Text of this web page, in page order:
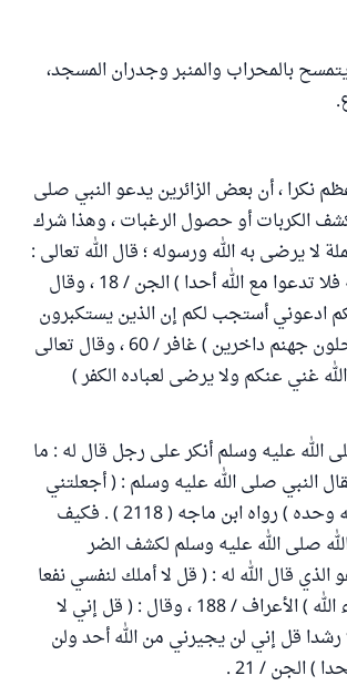
بالمحراب والمنبر وجدران المسجد،
نكرا ، أن بعض الزائرين يدعو النبي صلى
الكربات أو حصول الرغبات ، وهذا شرك
لا يرضى به الله ورسوله ؛ قال الله تعالى :
( وأن المساجد لله فلا تدعوا مع الله أحدا ) الجن / 18 ، وقال
ادعوني أستجب لكم إن الذين يستكبرون
عن عبادتي سيدخلون جهنم داخرين ) غافر / 60 ، وقال تعالى
غني عنكم ولا يرضى لعباده الكفر )
الله عليه وسلم أنكر على رجل قال له : ما
النبي صلى الله عليه وسلم : ( أجعلتني
لله ندا، ما شاء الله وحده ) رواه ابن ماجه ( 2118 ) . فكيف
صلى الله عليه وسلم لكشف الضر
قال الله له : ( قل لا أملك لنفسي نفعا
ولا ضرا إلا ما شاء الله ) الأعراف / 188 ، وقال : ( قل إني لا
قل إني لن يجيرني من الله أحد ولن
) الجن / 21 .